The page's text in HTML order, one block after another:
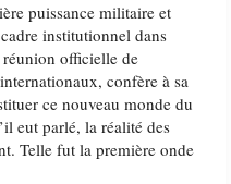
puissance militaire et
institutionnel dans
officielle de
confère à sa
ce nouveau monde du
eut parlé, la réalité des
Telle fut la première onde